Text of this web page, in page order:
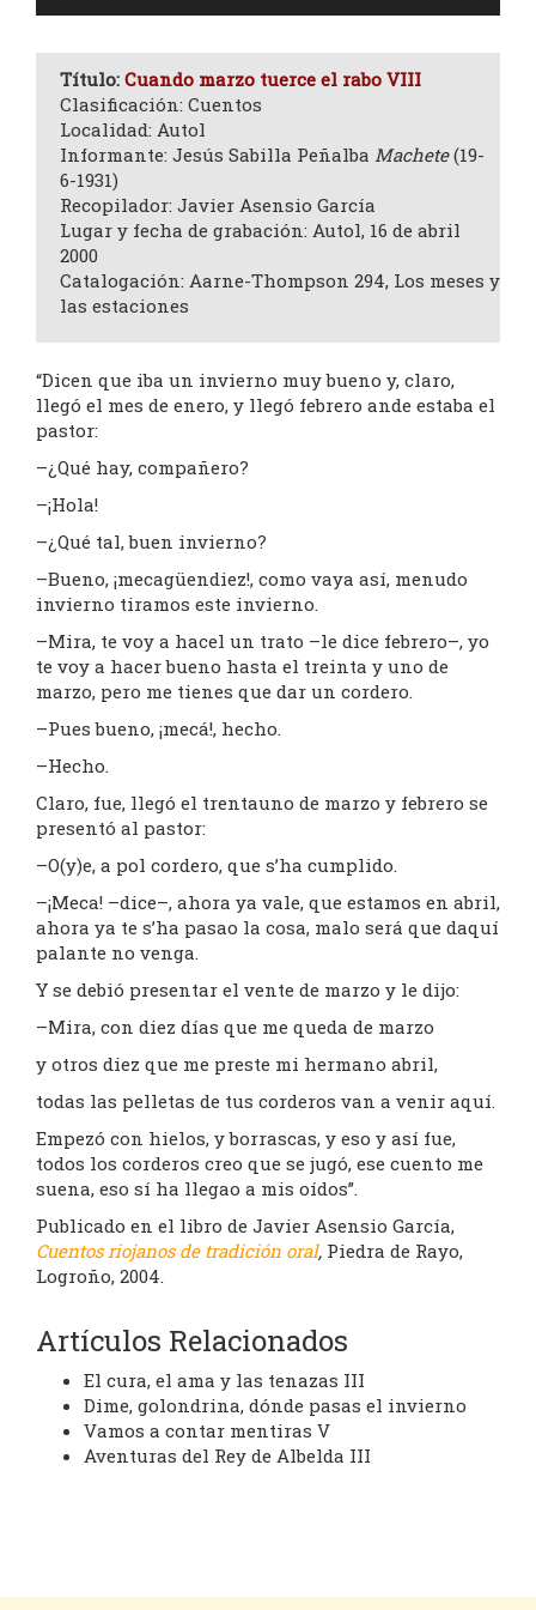
Título: Cuando marzo tuerce el rabo VIII
Clasificación: Cuentos
Localidad: Autol
Informante: Jesús Sabilla Peñalba Machete(19-
6-1931)
Recopilador: Javier Asensio García
Lugar y fecha de grabación: Autol, 16 de abril
2000
Catalogación: Aarne-Thompson 294, Los meses y
las estaciones
“Dicen que iba un invierno muy bueno y, claro,
llegó el mes de enero, y llegó febrero ande estaba el
pastor:
–¿Qué hay, compañero?
–¡Hola!
–¿Qué tal, buen invierno?
–Bueno, ¡mecagüendiez!, como vaya así, menudo
invierno tiramos este invierno.
–Mira, te voy a hacel un trato –le dice febrero–, yo
te voy a hacer bueno hasta el treinta y uno de
marzo, pero me tienes que dar un cordero.
–Pues bueno, ¡mecá!, hecho.
–Hecho.
Claro, fue, llegó el trentauno de marzo y febrero se
presentó al pastor:
–O(y)e, a pol cordero, que s’ha cumplido.
–¡Meca! –dice–, ahora ya vale, que estamos en abril,
ahora ya te s’ha pasao la cosa, malo será que daquí
palante no venga.
Y se debió presentar el vente de marzo y le dijo:
–Mira, con diez días que me queda de marzo
y otros diez que me preste mi hermano abril,
todas las pelletas de tus corderos van a venir aquí.
Empezó con hielos, y borrascas, y eso y así fue,
todos los corderos creo que se jugó, ese cuento me
suena, eso sí ha llegao a mis oídos”.
Publicado en el libro de Javier Asensio García,
Cuentos riojanos de tradición oral, Piedra de Rayo,
Logroño, 2004.
Artículos Relacionados
El cura, el ama y las tenazas III
Dime, golondrina, dónde pasas el invierno
Vamos a contar mentiras V
Aventuras del Rey de Albelda III